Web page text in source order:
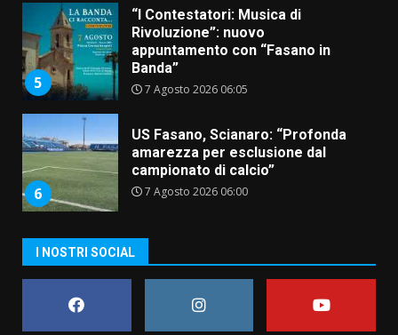
5
“I Contestatori: Musica di
Rivoluzione”: nuovo
appuntamento con “Fasano in
Banda”
7 Agosto 2026 06:05
6
US Fasano, Scianaro: “Profonda
amarezza per esclusione dal
campionato di calcio”
7 Agosto 2026 06:00
Fasanese ferito a colpi di arma
I NOSTRI SOCIAL